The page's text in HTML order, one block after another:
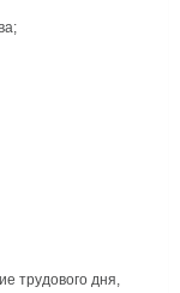
трудового дня,